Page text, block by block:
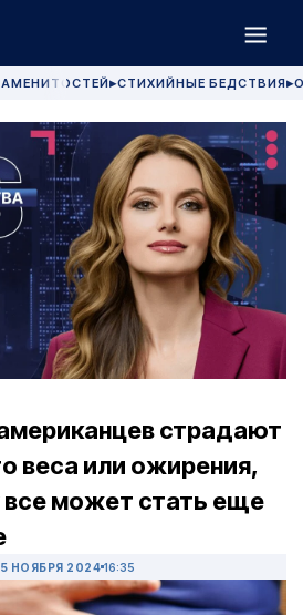
▶СТИХИЙНЫЕ БЕДСТВИЯ▶
страдают
веса или ожирения,
все может стать еще
НОЯБРЯ 2024 16:35